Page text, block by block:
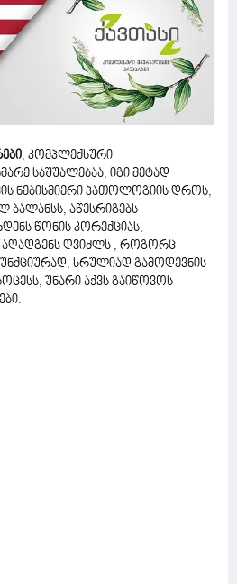
, კომპლექსური
საშუალებაა, იგი მეტად
ნებისმიერი პათოლოგიის დროს,
აწესრიგებს
წონის კორექციას,
აღადგენს ღვიძლს , როგორც
სრულიად გამოდევნის
უნარი აქვს გაიწოვოს